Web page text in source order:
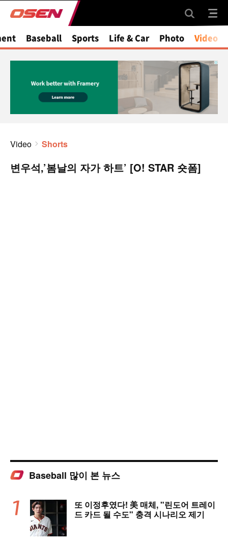
Baseball Sports Life & Car Photo Video
Video Shorts
변우석,’봄날의 자가 하트’ [O! STAR 숏폼]
Baseball 많이 본 뉴스
또 이정후였다! 美 매체, "린도어 트레이
드 카드 될 수도" 충격 시나리오 제기